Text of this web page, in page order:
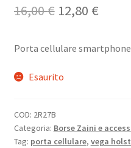
16,00€ Il
originale
era:
12,80 €Il
Porta cellulare
Esaurito
COD: 2R27B
Categoria: Borse Zaini e
Tag: porta cellulare, vega